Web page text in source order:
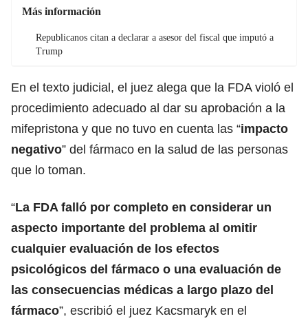
Más información
Republicanos citan a declarar a asesor del fiscal que imputó a
Trump
En el texto judicial, el juez alega que la FDA violó el
procedimiento adecuado al dar su aprobación a la
mifepristona y que no tuvo en cuenta las “impacto
negativo” del fármaco en la salud de las personas
que lo toman.
“La FDA falló por completo en considerar un
aspecto importante del problema al omitir
cualquier evaluación de los efectos
psicológicos del fármaco o una evaluación de
las consecuencias médicas a largo plazo del
fármaco”, escribió el juez Kacsmaryk en el